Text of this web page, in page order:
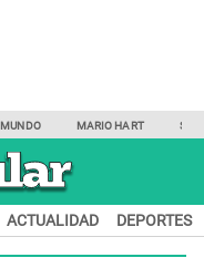
MUNDO MARIO HART
ACTUALIDAD DEPORTES